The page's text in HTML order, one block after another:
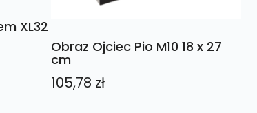
XL32
Obraz Ojciec Pio M10 18 x 27
cm
105,78 zł